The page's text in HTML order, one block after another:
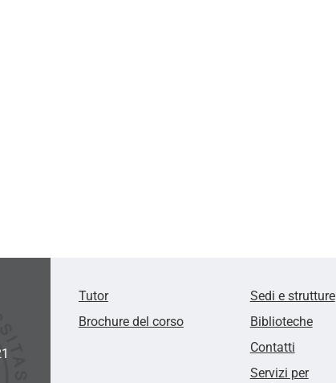
Tutor
Brochure del corso
Sedi e strutture
Biblioteche
Contatti
Servizi per